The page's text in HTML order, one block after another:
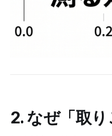
2. なぜ「取